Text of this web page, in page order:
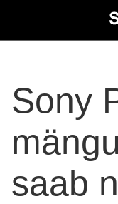
Contacts
Sony
saab